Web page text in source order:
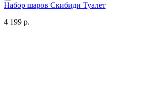
Набор шаров Скибиди Туалет
4 199 р.